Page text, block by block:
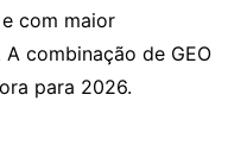
com maior
combinação de GEO
para 2026.